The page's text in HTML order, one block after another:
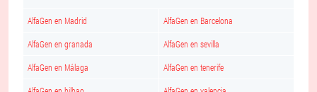
AlfaGen en Madrid AlfaGen en Barcelona
AlfaGen en granada AlfaGen en sevilla
AlfaGen en Málaga AlfaGen en tenerife